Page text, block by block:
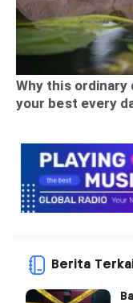
Berita